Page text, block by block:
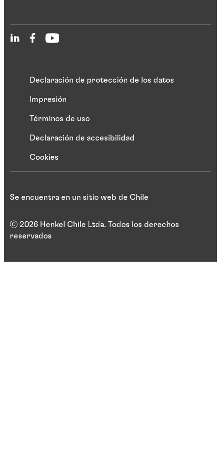
Declaración de protección de los datos
Impresión
Términos de uso
Declaración de accesibilidad
Cookies
ⓒ 2026 Henkel Chile Ltda. Todos los derechos
reservados
Se encuentra en un sitio web de Chile